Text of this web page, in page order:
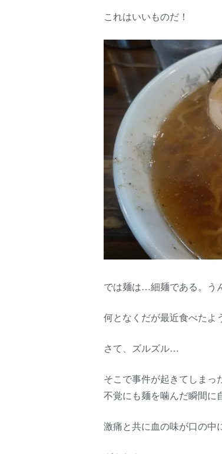
これはいいものだ！
では麺は…細麺である。う
何となくだが最近食べたよ
さて、ズルズル…
そこで事件が起きてしまっ
不覚にも麺を噛んだ瞬間に
激痛と共に血の味が口の